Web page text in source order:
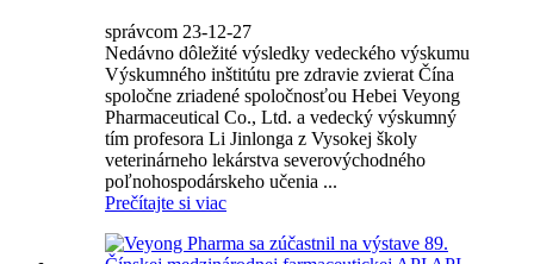
správcom 23-12-27
Nedávno dôležité výsledky vedeckého výskumu
Výskumného inštitútu pre zdravie zvierat Čína
spoločne zriadené spoločnosťou Hebei Veyong
Pharmaceutical Co., Ltd. a vedecký výskumný
tím profesora Li Jinlonga z Vysokej školy
veterinárneho lekárstva severovýchodného
poľnohospodárskeho učenia ...
Prečítajte si viac